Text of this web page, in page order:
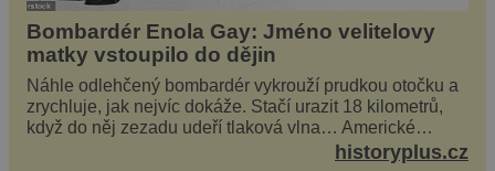
Bombardér Enola Gay: Jméno velitelovy
matky vstoupilo do dějin
Náhle odlehčený bombardér vykrouží prudkou otočku a
zrychluje, jak nejvíc dokáže. Stačí urazit 18 kilometrů,
když do něj zezadu udeří tlaková vlna… Americké
rozhodnutí svrhnout ničivou jadernou bombu ...historyplus.cz